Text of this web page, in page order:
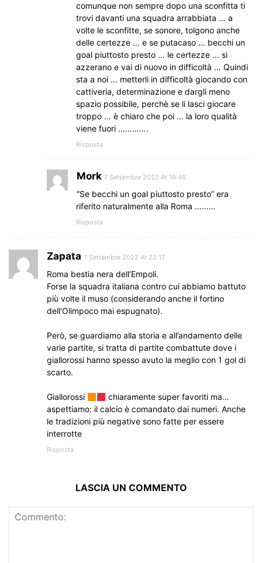
comunque non sempre dopo una sconfitta ti
trovi davanti una squadra arrabbiata … a
volte le sconfitte, se sonore, tolgono anche
delle certezze … e se putacaso … becchi un
goal piuttosto presto … le certezze … si
azzerano e vai di nuovo in difficoltà … Quindi
sta a noi … metterli in difficoltà giocando con
cattiveria, determinazione e dargli meno
spazio possibile, perchè se li lasci giocare
troppo … è chiaro che poi … la loro qualità
viene fuori ………….
Risposta
Mork 7 Settembre 2022 At 19:46
“Se becchi un goal piuttosto presto” era
riferito naturalmente alla Roma ………
Risposta
Zapata 7 Settembre 2022 At 22:17
Roma bestia nera dell’Empoli.
Forse la squadra italiana contro cui abbiamo battuto
più volte il muso (considerando anche il fortino
dell’Olimpoco mai espugnato).
Però, se guardiamo alla storia e all’andamento delle
varie partite, si tratta di partite combattute dove i
giallorossi hanno spesso avuto la meglio con 1 gol di
scarto.
Giallorossi
chiaramente super favoriti ma…
aspettiamo: il calcio è comandato dai numeri. Anche
le tradizioni più negative sono fatte per essere
interrotte
Risposta
LASCIA UN COMMENTO